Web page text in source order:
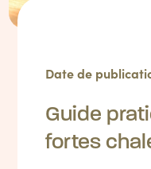
Date de
Guide
fortes